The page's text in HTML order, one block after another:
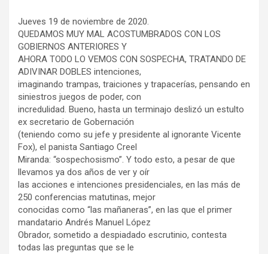
Jueves 19 de noviembre de 2020.
QUEDAMOS MUY MAL ACOSTUMBRADOS CON LOS
GOBIERNOS ANTERIORES Y
AHORA TODO LO VEMOS CON SOSPECHA, TRATANDO DE
ADIVINAR DOBLES intenciones,
imaginando trampas, traiciones y trapacerías, pensando en
siniestros juegos de poder, con
incredulidad. Bueno, hasta un terminajo deslizó un estulto
ex secretario de Gobernación
(teniendo como su jefe y presidente al ignorante Vicente
Fox), el panista Santiago Creel
Miranda: “sospechosismo”. Y todo esto, a pesar de que
llevamos ya dos años de ver y oír
las acciones e intenciones presidenciales, en las más de
250 conferencias matutinas, mejor
conocidas como “las mañaneras”, en las que el primer
mandatario Andrés Manuel López
Obrador, sometido a despiadado escrutinio, contesta
todas las preguntas que se le